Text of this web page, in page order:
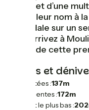
forêts et d’une
donné leur nom à
de pédale sur un
vous arrivez à
terme de cette
Pentes et
Montées :137m
Descentes :172m
Point le plus bas :